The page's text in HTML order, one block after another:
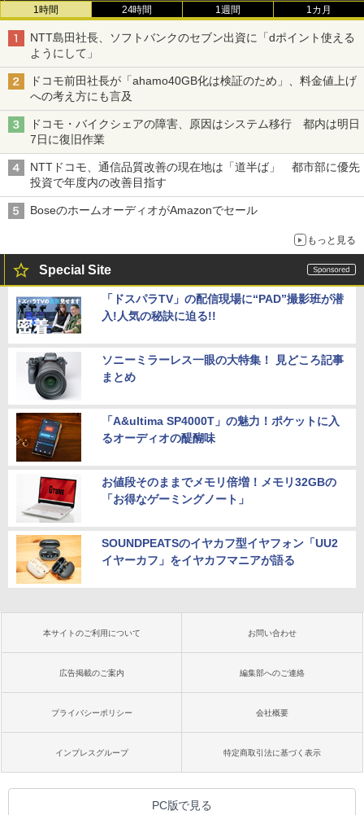
1時間 24時間 1週間 1カ月
NTT島田社長、ソフトバンクのセブン出資に「dポイント使える
ようにして」
ドコモ前田社長が「ahamo40GB化は検証のため」、料金値上げ
への考え方にも言及
ドコモ・バイクシェアの障害、原因はシステム移行 都内は明日
7日に復旧作業
NTTドコモ、通信品質改善の現在地は「道半ば」 都市部に優先
投資で年度内の改善目指す
BoseのホームオーディオがAmazonでセール
もっと見る
Special Site
「ドスパラTV」の配信現場に“PAD”撮影班が潜
入!人気の秘訣に迫る!!
ソニーミラーレス一眼の大特集！ 見どころ記事
まとめ
「A&ultima SP4000T」の魅力！ポケットに入
るオーディオの醍醐味
お値段そのままでメモリ倍増！メモリ32GBの
「お得なゲーミングノート」
SOUNDPEATSのイヤカフ型イヤフォン「UU2
イヤーカフ」をイヤカフマニアが語る
本サイトのご利用について お問い合わせ
広告掲載のご案内 編集部へのご連絡
プライバシーポリシー 会社概要
インプレスグループ 特定商取引法に基づく表示
PC版で見る